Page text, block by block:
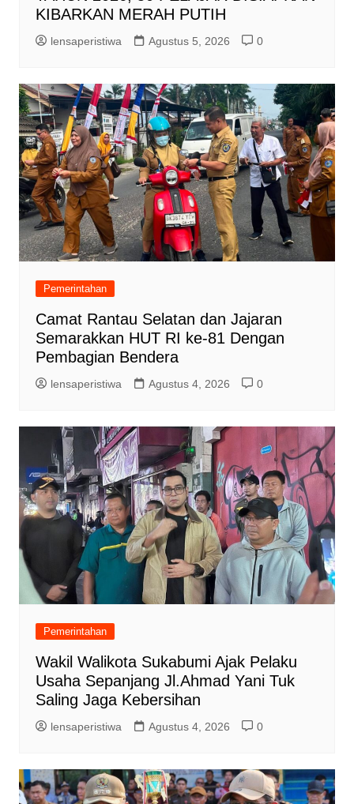
KIBARKAN MERAH PUTIH
lensaperistiwa Agustus 5, 2026 0
Pemerintahan
Camat Rantau Selatan dan Jajaran
Semarakkan HUT RI ke-81 Dengan
Pembagian Bendera
lensaperistiwa Agustus 4, 2026 0
Pemerintahan
Wakil Walikota Sukabumi Ajak Pelaku
Usaha Sepanjang Jl.Ahmad Yani Tuk
Saling Jaga Kebersihan
lensaperistiwa Agustus 4, 2026 0